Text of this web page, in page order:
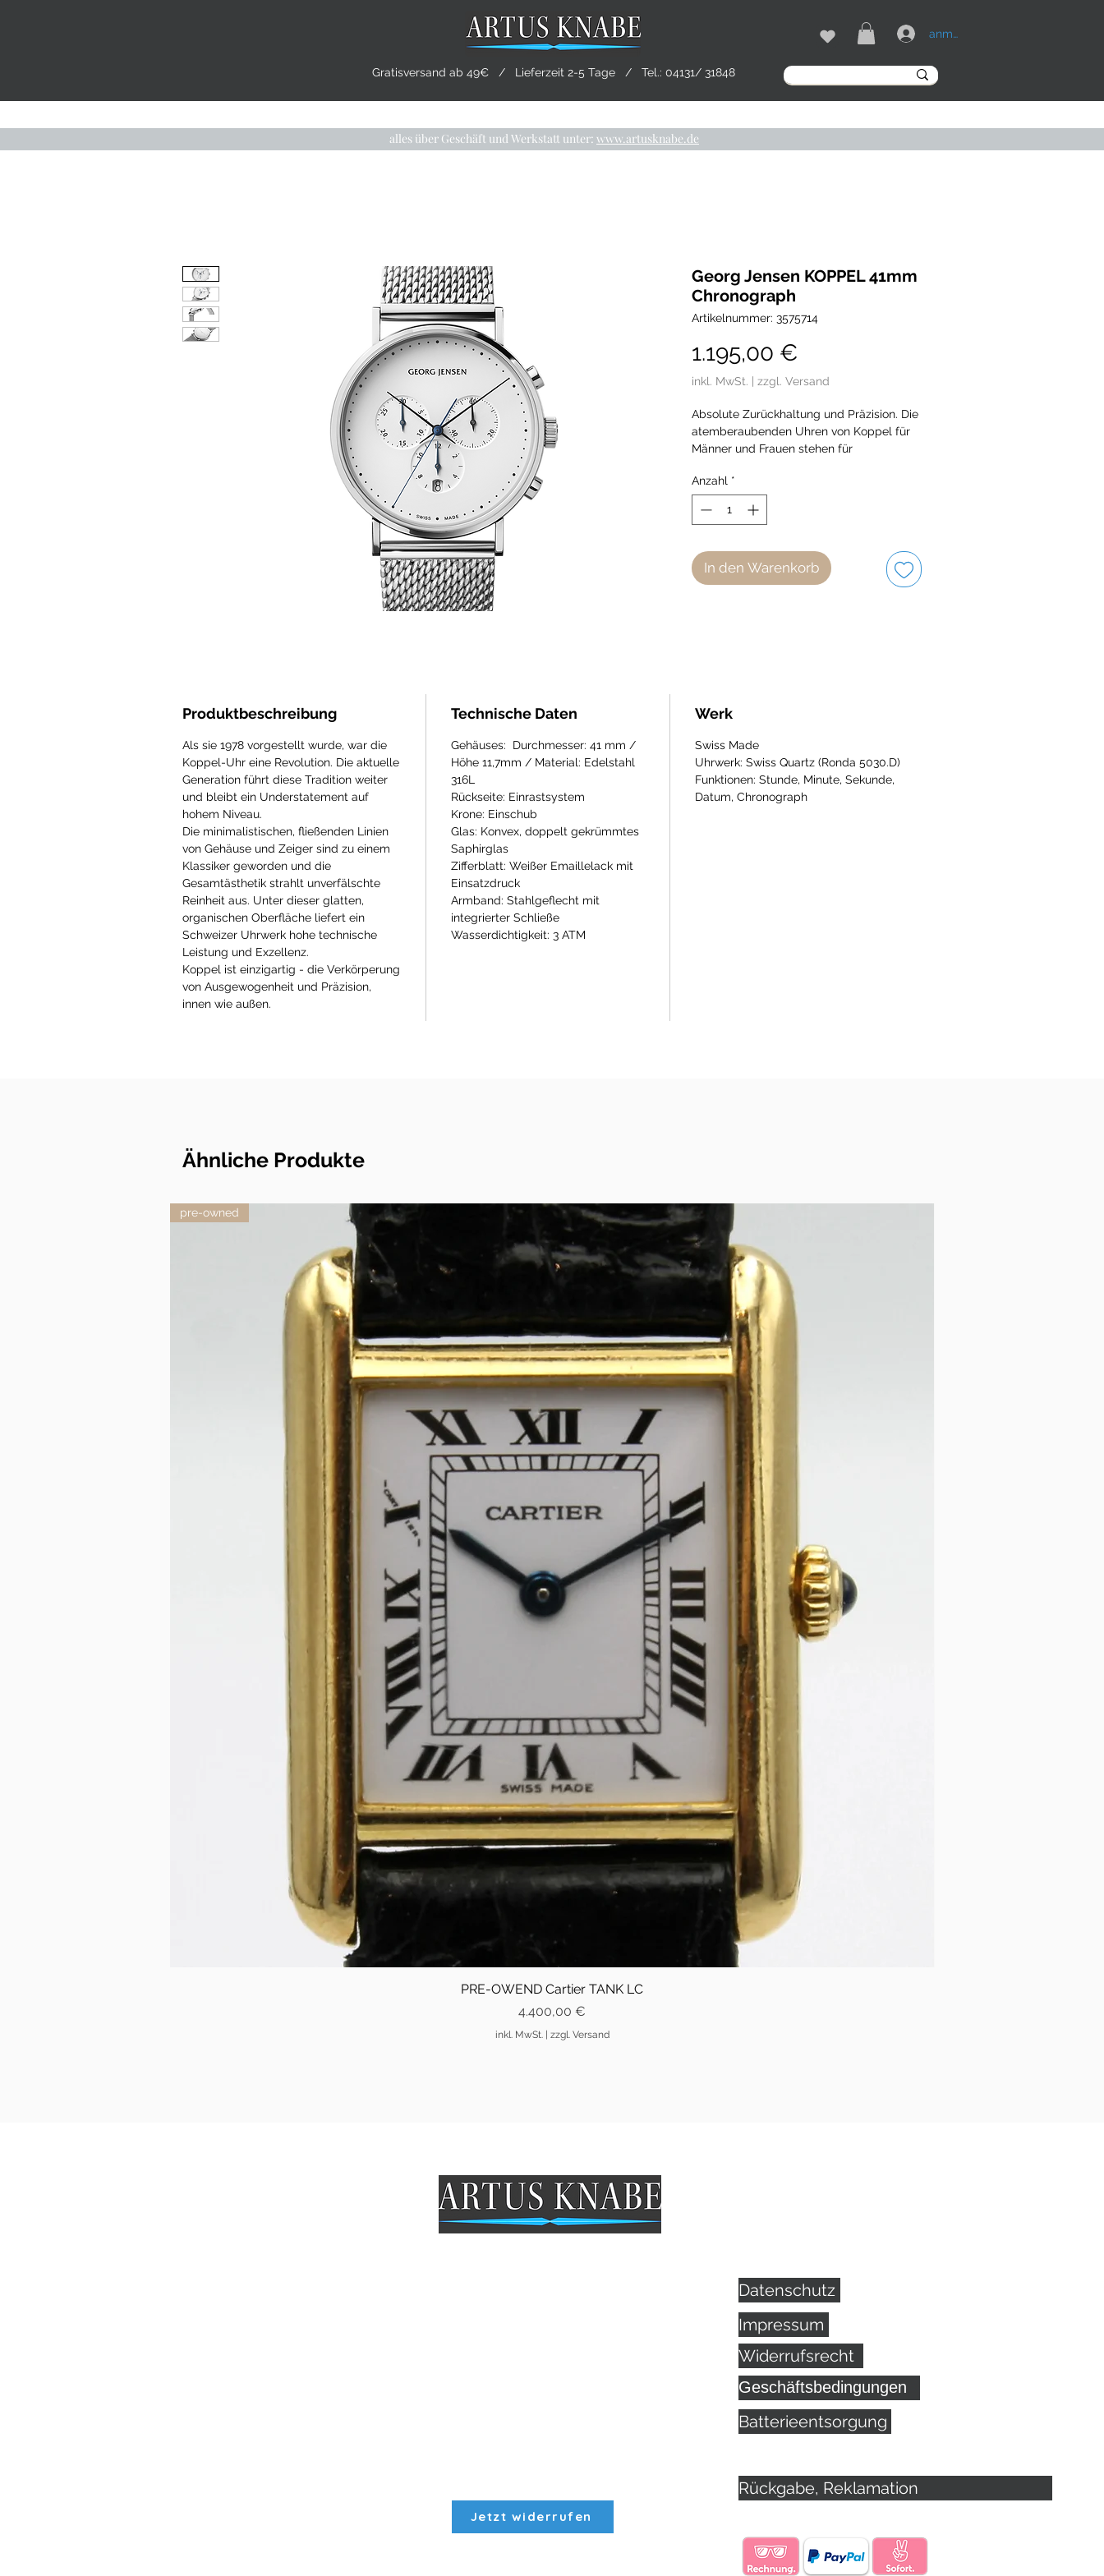
Gratisversand ab 49€ / Lieferzeit 2-5 Tage / Tel.: 04131/ 31848
anmelden
alles über Geschäft und Werkstatt unter: www.artusknabe.de
Georg Jensen KOPPEL 41mm
Chronograph
Artikelnummer: 3575714
1.195,00 €
inkl. MwSt. zzgl. Versand
Absolute Zurückhaltung und Präzision. Die
atemberaubenden Uhren von Koppel für
Männer und Frauen stehen für
sind Zeitnehmer, die buchstäblich zeitlos
Anzahl *
In den Warenkorb
Produktbeschreibung
Als sie 1978 vorgestellt wurde, war die
Koppel-Uhr eine Revolution. Die aktuelle
Generation führt diese Tradition weiter
und bleibt ein Understatement auf
hohem Niveau.
Die minimalistischen, fließenden Linien
von Gehäuse und Zeiger sind zu einem
Klassiker geworden und die
Gesamtästhetik strahlt unverfälschte
Reinheit aus. Unter dieser glatten,
organischen Oberfläche liefert ein
Schweizer Uhrwerk hohe technische
Leistung und Exzellenz.
Koppel ist einzigartig - die Verkörperung
von Ausgewogenheit und Präzision,
innen wie außen.
Technische Daten
Gehäuses: Durchmesser: 41 mm /
Höhe 11,7mm / Material: Edelstahl
316L
Rückseite: Einrastsystem
Krone: Einschub
Glas: Konvex, doppelt gekrümmtes
Saphirglas
Zifferblatt: Weißer Emaillelack mit
Einsatzdruck
Armband: Stahlgeflecht mit
integrierter Schließe
Wasserdichtigkeit: 3 ATM
Werk
Swiss Made
Uhrwerk: Swiss Quartz (Ronda 5030.D)
Funktionen: Stunde, Minute, Sekunde,
Datum, Chronograph
Ähnliche Produkte
pre-owned
PRE-OWEND Cartier TANK LC
Preis
4.400,00 €
inkl. MwSt.| zzgl. Versand
Datenschutz
Impressum
Widerrufsrecht
Geschäftsbedingungen
Batterieentsorgung
Rückgabe, Reklamation
Jetzt widerrufen